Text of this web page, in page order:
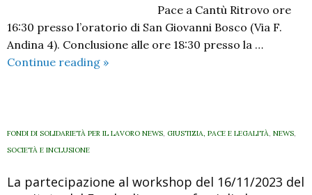
Pace a Cantù Ritrovo ore
16:30 presso l’oratorio di San Giovanni Bosco (Via F.
Andina 4). Conclusione alle ore 18:30 presso la …
Continue reading Mese
Il
iniziative
»
FONDI DI SOLIDARIETÀ PER IL LAVORO NEWS, GIUSTIZIA, PACE E LEGALITÀ, NEWS,
SOCIETÀ E INCLUSIONE
La partecipazione al workshop del 16/11/2023 del